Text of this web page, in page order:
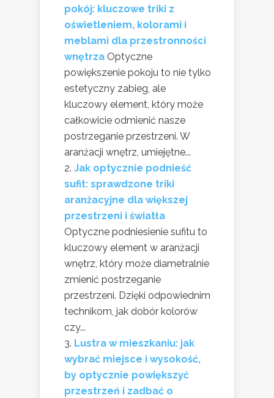
pokój: kluczowe triki z
oświetleniem, kolorami i
meblami dla przestronności
wnętrza Optyczne
powiększenie pokoju to nie tylko
estetyczny zabieg, ale
kluczowy element, który może
całkowicie odmienić nasze
postrzeganie przestrzeni. W
aranżacji wnętrz, umiejętne...
Jak optycznie podnieść
sufit: sprawdzone triki
aranżacyjne dla większej
przestrzeni i światła
Optyczne podniesienie sufitu to
kluczowy element w aranżacji
wnętrz, który może diametralnie
zmienić postrzeganie
przestrzeni. Dzięki odpowiednim
technikom, jak dobór kolorów
czy...
Lustra w mieszkaniu: jak
wybrać miejsce i wysokość,
by optycznie powiększyć
przestrzeń i zadbać o